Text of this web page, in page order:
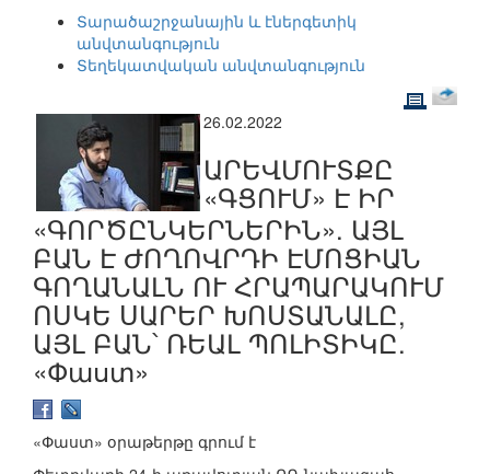
Տարածաշրջանային և էներգետիկ
անվտանգություն
Տեղեկատվական անվտանգություն
26.02.2022
ԱՐԵՎՄՈՒՏՔԸ
«ԳՑՈՒՄ» Է ԻՐ
«ԳՈՐԾԸՆԿԵՐՆԵՐԻՆ». ԱՅԼ
ԲԱՆ Է ԺՈՂՈՎՐԴԻ ԷՄՈՑԻԱՆ
ԳՈՂԱՆԱԼՆ ՈՒ ՀՐԱՊԱՐԱԿՈՒՄ
ՈՍԿԵ ՍԱՐԵՐ ԽՈՍՏԱՆԱԼԸ,
ԱՅԼ ԲԱՆ՝ ՌԵԱԼ ՊՈԼԻՏԻԿԸ.
«Փաստ»
«Փաստ» օրաթերթը գրում է